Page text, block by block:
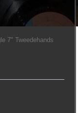
7" Tweedehands